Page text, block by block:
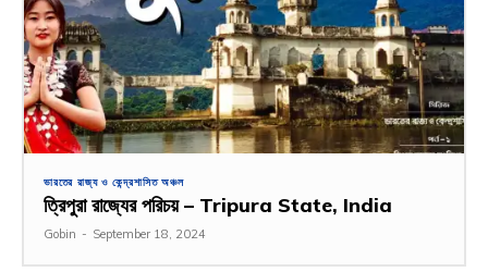
ভারতের রাজ্য ও কেন্দ্রশাসিত অঞ্চল
ত্রিপুরা রাজ্যের পরিচয় – Tripura State, India
Gobin - September 18, 2024